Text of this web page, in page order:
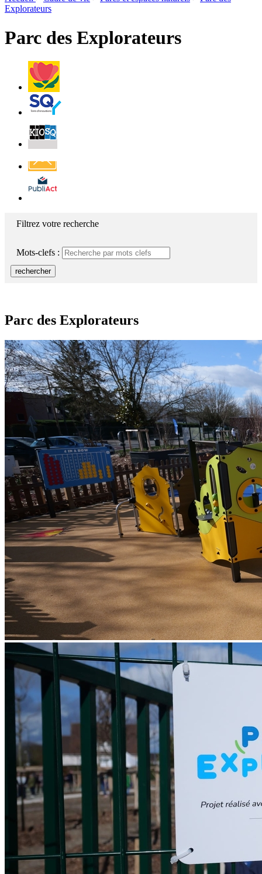
page flux
Explorateurs
Parc des Explorateurs
Villes
et
Villages
Fleuris
Saint-
Quentin
Billetterie
Affichage
légal
Filtrez votre recherche
Mots-clefs :
rechercher
Parc des Explorateurs